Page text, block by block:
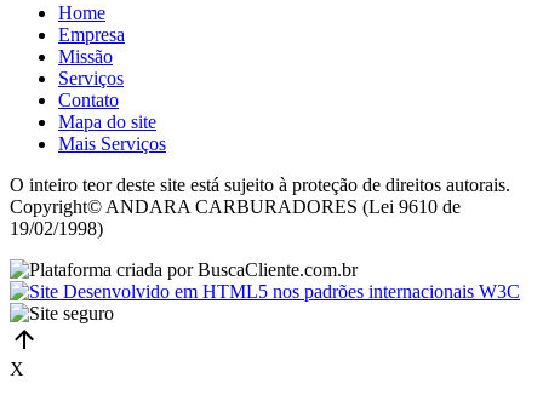
Home
Empresa
Missão
Serviços
Contato
Mapa do site
Mais Serviços
O inteiro teor deste site está sujeito à proteção de direitos autorais.
Copyright© ANDARA CARBURADORES (Lei 9610 de
19/02/1998)
X